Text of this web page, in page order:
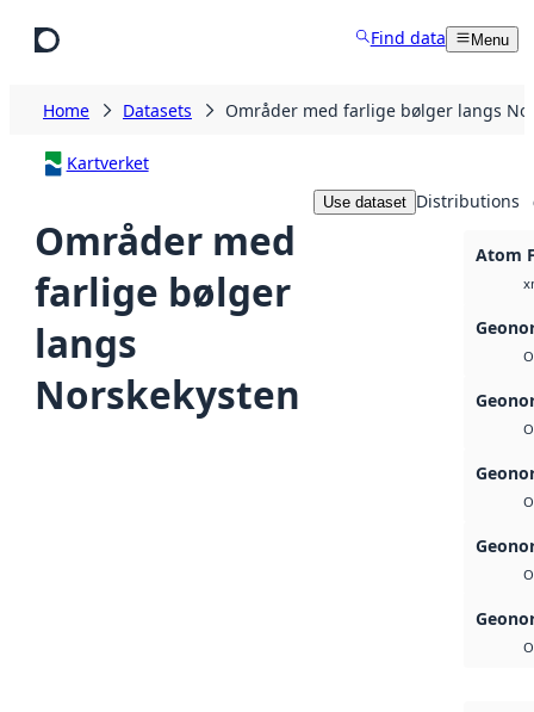
Find data Menu
Home Datasets Områder med farlige bølger langs
Kartverket
Områder med
farlige bølger
langs
Norskekysten
Use dataset Distributions
Atom